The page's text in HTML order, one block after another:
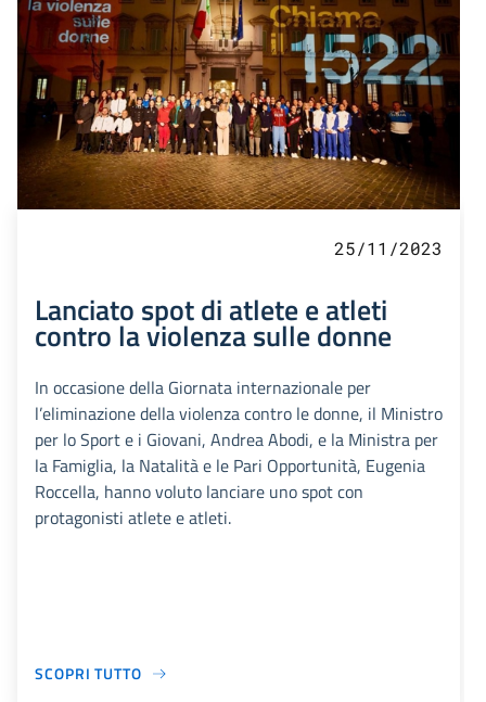
25/11/2023
Lanciato spot di atlete e atleti
contro la violenza sulle donne
In occasione della Giornata internazionale per
l’eliminazione della violenza contro le donne, il Ministro
per lo Sport e i Giovani, Andrea Abodi, e la Ministra per
la Famiglia, la Natalità e le Pari Opportunità, Eugenia
Roccella, hanno voluto lanciare uno spot con
protagonisti atlete e atleti.
SCOPRI TUTTO